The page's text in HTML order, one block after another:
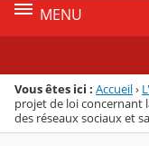
MENU
Vous êtes ici : Accueil›
projet de loi concernant
des réseaux sociaux et